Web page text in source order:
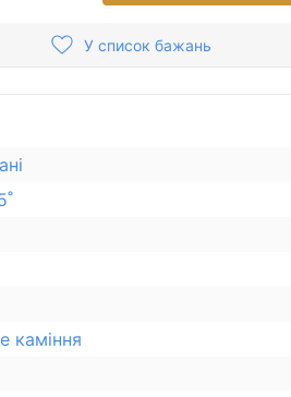
У список бажань
каміння